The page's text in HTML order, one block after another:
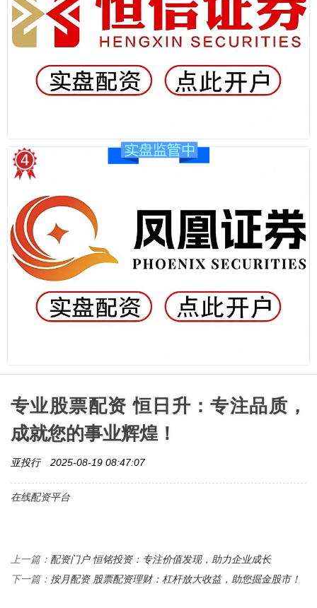
专业股票配资 恒日升：专注品质，
成就您的事业辉煌！
亚投行 2025-08-19 08:47:07
在线配资平台
上一篇： 配资门户 恒铭投资：专注价值发现，助力企业成长
下一篇： 按月配资 股票配资理财：杠杆放大收益，助您掘金股市！